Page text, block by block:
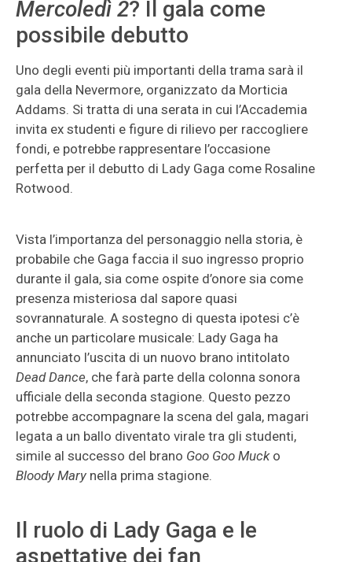
Mercoledì 2? Il gala come
possibile debutto
Uno degli eventi più importanti della trama sarà il
gala della Nevermore, organizzato da Morticia
Addams. Si tratta di una serata in cui l’Accademia
invita ex studenti e figure di rilievo per raccogliere
fondi, e potrebbe rappresentare l’occasione
perfetta per il debutto di Lady Gaga come Rosaline
Rotwood.
Vista l’importanza del personaggio nella storia, è
probabile che Gaga faccia il suo ingresso proprio
durante il gala, sia come ospite d’onore sia come
presenza misteriosa dal sapore quasi
sovrannaturale. A sostegno di questa ipotesi c’è
anche un particolare musicale: Lady Gaga ha
annunciato l’uscita di un nuovo brano intitolato
Dead Dance, che farà parte della colonna sonora
ufficiale della seconda stagione. Questo pezzo
potrebbe accompagnare la scena del gala, magari
legata a un ballo diventato virale tra gli studenti,
simile al successo del brano Goo Goo Mucko
Bloody Mary nella prima stagione.
Il ruolo di Lady Gaga e le
aspettative dei fan